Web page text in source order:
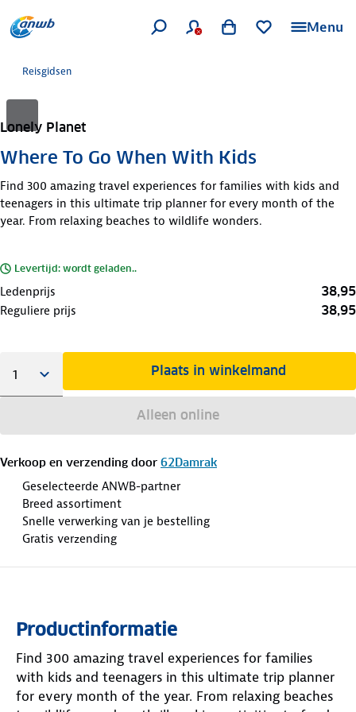
Menu
Reisgidsen
Lonely Planet
Where To Go When With Kids
Find 300 amazing travel experiences for families with kids and
teenagers in this ultimate trip planner for every month of the
year. From relaxing beaches to wildlife wonders.
Levertijd: wordt geladen..
Ledenprijs 38,95
Reguliere prijs 38,95
Plaats in winkelmand
Alleen online
Verkoop en verzending door 62Damrak
Geselecteerde ANWB-partner
Breed assortiment
Snelle verwerking van je bestelling
Gratis verzending
Productinformatie
Find 300 amazing travel experiences for families
with kids and teenagers in this ultimate trip planner
for every month of the year. From relaxing beaches